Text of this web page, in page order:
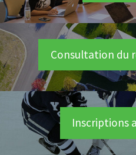
Consultation du
Inscriptions